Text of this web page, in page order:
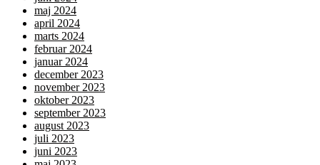
maj 2024
april 2024
marts 2024
februar 2024
januar 2024
december 2023
november 2023
oktober 2023
september 2023
august 2023
juli 2023
juni 2023